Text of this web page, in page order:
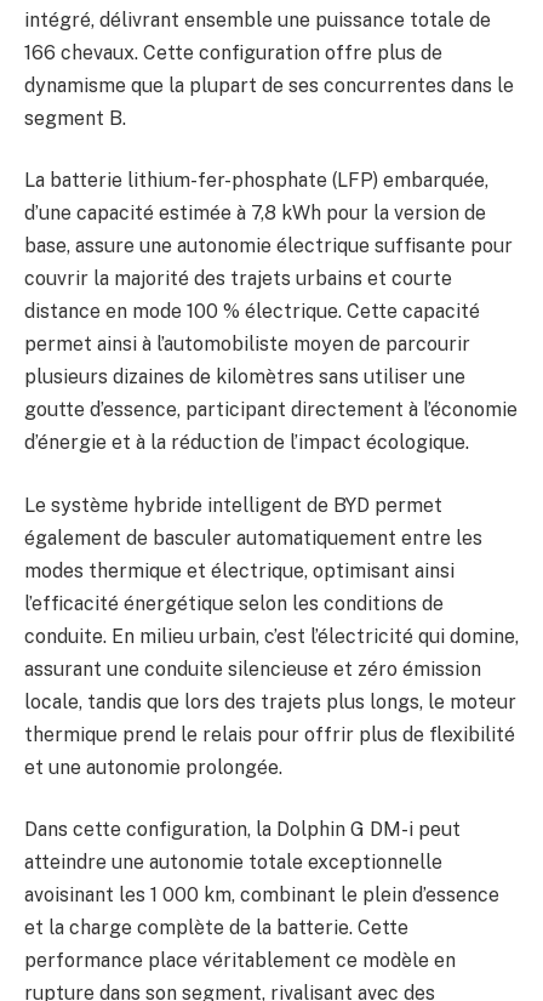
intégré, délivrant ensemble une puissance totale de
166 chevaux. Cette configuration offre plus de
dynamisme que la plupart de ses concurrentes dans le
segment B.
La batterie lithium-fer-phosphate (LFP) embarquée,
d’une capacité estimée à 7,8 kWh pour la version de
base, assure une autonomie électrique suffisante pour
couvrir la majorité des trajets urbains et courte
distance en mode 100 % électrique. Cette capacité
permet ainsi à l’automobiliste moyen de parcourir
plusieurs dizaines de kilomètres sans utiliser une
goutte d’essence, participant directement à l’économie
d’énergie et à la réduction de l’impact écologique.
Le système hybride intelligent de BYD permet
également de basculer automatiquement entre les
modes thermique et électrique, optimisant ainsi
l’efficacité énergétique selon les conditions de
conduite. En milieu urbain, c’est l’électricité qui domine,
assurant une conduite silencieuse et zéro émission
locale, tandis que lors des trajets plus longs, le moteur
thermique prend le relais pour offrir plus de flexibilité
et une autonomie prolongée.
Dans cette configuration, la Dolphin G DM-i peut
atteindre une autonomie totale exceptionnelle
avoisinant les 1 000 km, combinant le plein d’essence
et la charge complète de la batterie. Cette
performance place véritablement ce modèle en
rupture dans son segment, rivalisant avec des